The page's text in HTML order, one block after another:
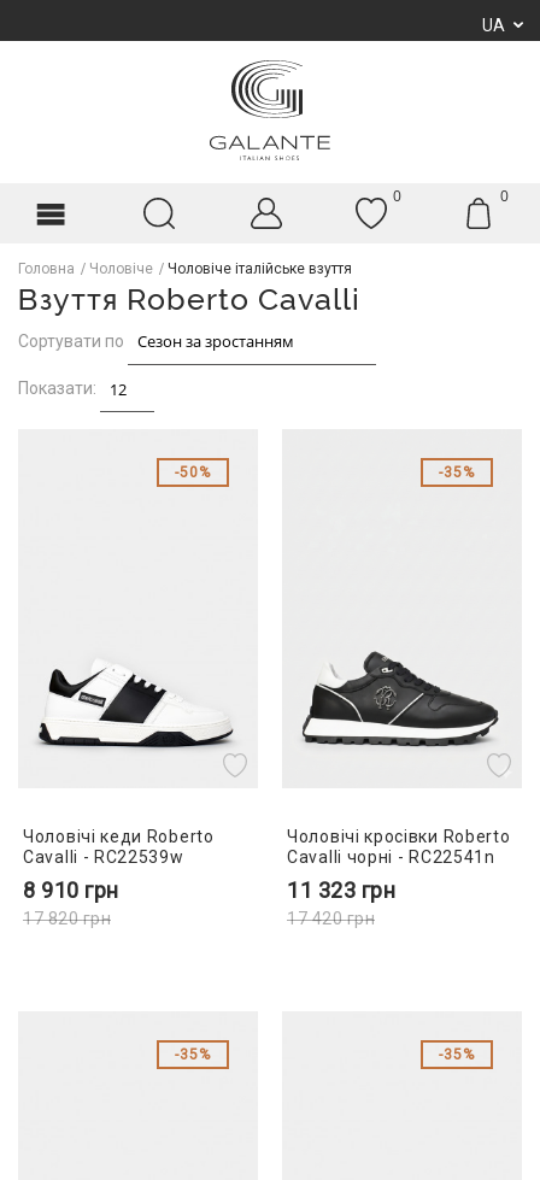
UA
0 0
Головна Чоловіче Чоловіче італійське взуття
Взуття Roberto Cavalli
Сортувати по
Показати:
50%
Чоловічі кеди Roberto
Cavalli - RC22539w
8 910 грн
17 820грн
35%
Чоловічі кросівки Roberto
Cavalli чорні - RC22541n
11 323 грн
17 420грн
35% 35%